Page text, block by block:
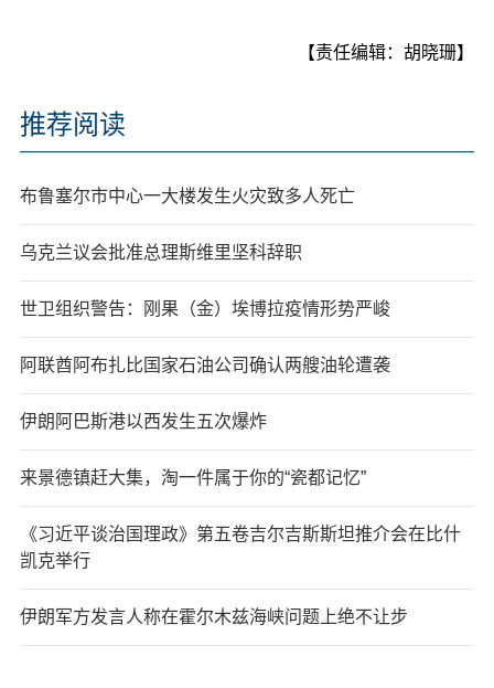
【责任编辑：胡晓珊】
推荐阅读
布鲁塞尔市中心一大楼发生火灾致多人死亡
乌克兰议会批准总理斯维里坚科辞职
世卫组织警告：刚果（金）埃博拉疫情形势严峻
阿联酋阿布扎比国家石油公司确认两艘油轮遭袭
伊朗阿巴斯港以西发生五次爆炸
来景德镇赶大集，淘一件属于你的“瓷都记忆”
《习近平谈治国理政》第五卷吉尔吉斯斯坦推介会在比什
凯克举行
伊朗军方发言人称在霍尔木兹海峡问题上绝不让步